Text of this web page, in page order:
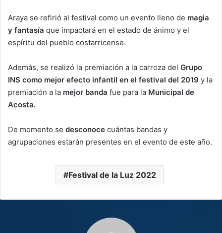
Araya se refirió al festival como un evento lleno de magia
y fantasía que impactará en el estado de ánimo y el
espíritu del pueblo costarricense.
Además, se realizó la premiación a la carroza del Grupo
INS como mejor efecto infantil en el festival del 2019 y la
premiación a la mejor banda fue para la Municipal de
Acosta.
De momento se desconoce cuántas bandas y
agrupaciones estarán presentes en el evento de este año.
Festival de la Luz 2022